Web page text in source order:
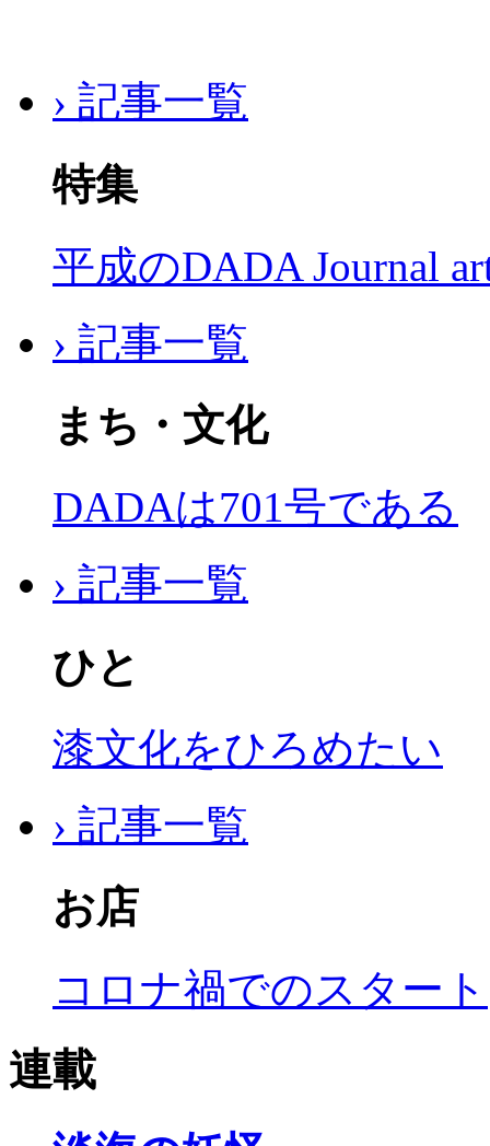
› 記事一覧
特集
平成のDADA Journal
› 記事一覧
まち・文化
DADAは701号である
› 記事一覧
ひと
漆文化をひろめたい
› 記事一覧
お店
コロナ禍でのスタート
連載